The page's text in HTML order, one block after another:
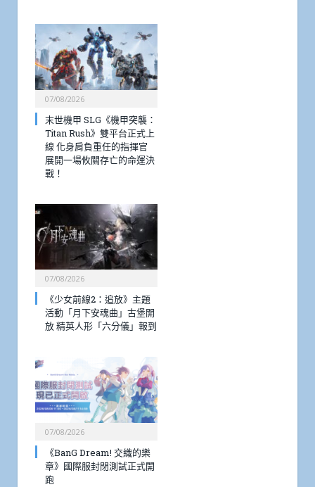
07/08/2026
末世機甲 SLG《機甲突襲：
Titan Rush》雙平台正式上
線 化身肩負重任的指揮官
展開一場攸關存亡的命運決
戰！
07/08/2026
《少女前線2：追放》主題
活動「月下安魂曲」古堡開
放 精英人形「六分儀」報到
07/08/2026
《BanG Dream! 交織的樂
章》國際服封閉測試正式開
跑